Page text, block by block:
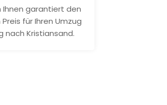
Ihnen garantiert den
für Ihren Umzug
nach Kristiansand.